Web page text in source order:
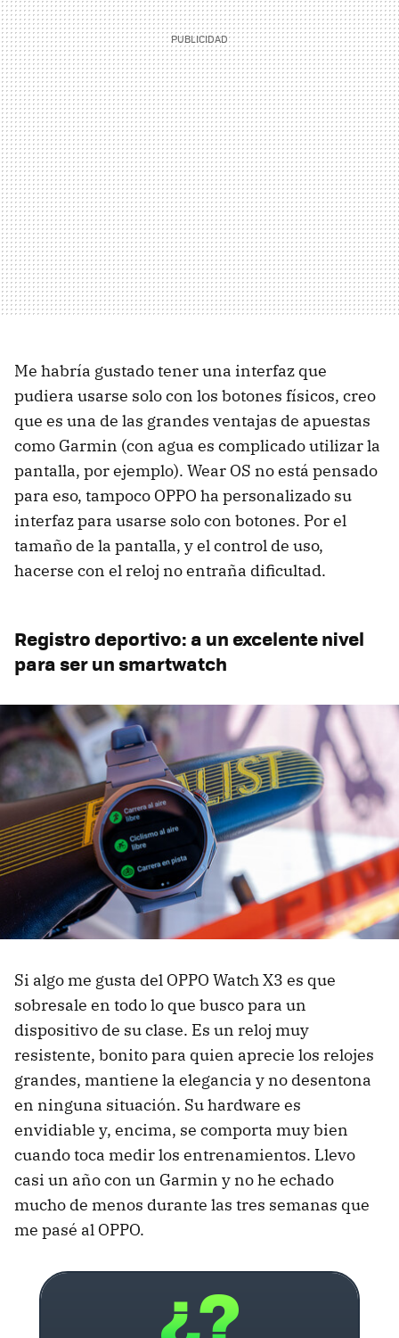
Me habría gustado tener una interfaz que
pudiera usarse solo con los botones físicos, creo
que es una de las grandes ventajas de apuestas
como Garmin (con agua es complicado utilizar la
pantalla, por ejemplo). Wear OS no está pensado
para eso, tampoco OPPO ha personalizado su
interfaz para usarse solo con botones. Por el
tamaño de la pantalla, y el control de uso,
hacerse con el reloj no entraña dificultad.
Registro deportivo: a un excelente nivel
para ser un smartwatch
Si algo me gusta del OPPO Watch X3 es que
sobresale en todo lo que busco para un
dispositivo de su clase. Es un reloj muy
resistente, bonito para quien aprecie los relojes
grandes, mantiene la elegancia y no desentona
en ninguna situación. Su hardware es
envidiable y, encima, se comporta muy bien
cuando toca medir los entrenamientos. Llevo
casi un año con un Garmin y no he echado
mucho de menos durante las tres semanas que
me pasé al OPPO.